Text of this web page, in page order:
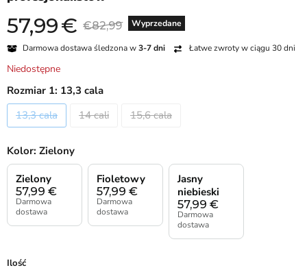
Wyprzedane
Aktualna cena
57,99€ Cena oryginalna
€82,99
Darmowa dostawa śledzona w3-7 dni Łatwe zwroty w ciągu 30 dni
Niedostępne
Rozmiar 1: 13,3 cala
13,3 cala
14 cali 15,6 cala
Kolor: Zielony
57,99 €
Zielony
Darmowa
dostawa
57,99 €
Fioletowy
Darmowa
dostawa
57,99 €
Jasny
niebieski
Darmowa
dostawa
Ilość